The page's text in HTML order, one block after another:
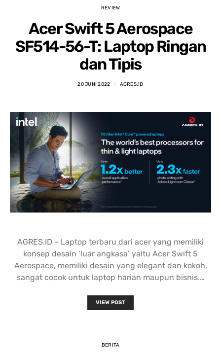
REVIEW
Acer Swift 5 Aerospace
SF514-56-T: Laptop Ringan
dan Tipis
20 JUNI 2022 AGRES.ID
AGRES.ID – Laptop terbaru dari acer yang memiliki
konsep desain ‘luar angkasa’ yaitu Acer Swift 5
Aerospace, memiliki desain yang elegant dan kokoh,
sangat cocok untuk laptop harian maupun bisnis.…
VIEW POST
BERITA